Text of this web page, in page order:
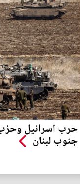
حرب اسرائيل
جنوب لبنان